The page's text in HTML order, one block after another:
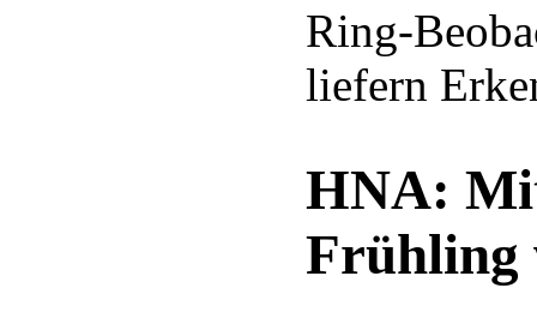
Ring-
liefern
HNA:
Frühling